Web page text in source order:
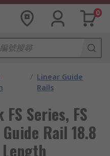
0
/ Linear Guide
Rails
Series, FS
Rail 18.8